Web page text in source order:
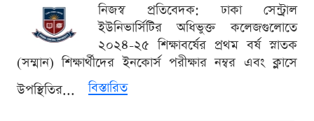
নিজস্ব প্রতিবেদক: ঢাকা সেন্ট্রাল
ইউনিভার্সিটির অধিভুক্ত কলেজগুলোতে
২০২৪-২৫ শিক্ষাবর্ষের প্রথম বর্ষ স্নাতক
(সম্মান) শিক্ষার্থীদের ইনকোর্স পরীক্ষার নম্বর এবং ক্লাসে
উপস্থিতির...
বিস্তারিত